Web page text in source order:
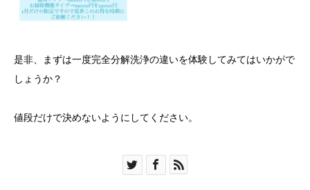
是非、まずは一度完全分解洗浄の違いを体験してみてはいかがで
しょうか？
値段だけで決めないようにしてください。